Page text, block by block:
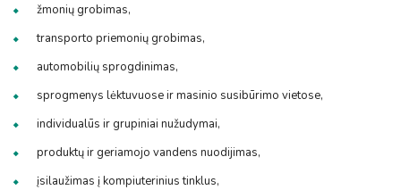
žmonių grobimas,
transporto priemonių grobimas,
automobilių sprogdinimas,
sprogmenys lėktuvuose ir masinio susibūrimo vietose,
individualūs ir grupiniai nužudymai,
produktų ir geriamojo vandens nuodijimas,
įsilaužimas į kompiuterinius tinklus,